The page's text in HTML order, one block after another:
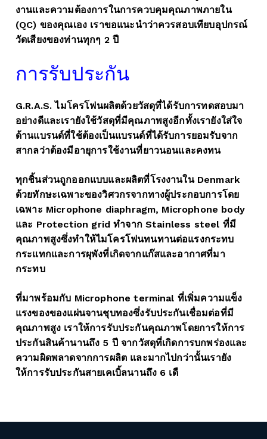
งานและความต้องการในการควบคุมคุณภาพภายใน
(QC) ของคุณเอง เราขอแนะนำว่าควรสอบเทียบอุปกรณ์
วัดเสียงของท่านทุกๆ 2 ปี
การรับประกัน
G.R.A.S. ไมโครโฟนผลิตด้วยวัสดุที่ได้รับการทดสอบมา
อย่างดีและเรายังใช้วัสดุที่มีคุณภาพสูงอีกทั้งเรายังใส่ใจ
ด้านแบรนด์ที่ใช้ต้องเป็นแบรนด์ที่ได้รับการยอมรับจาก
สากลว่าต้องมีอายุการใช้งานที่ยาวนอนและคงทน
ทุกชิ้นส่วนถูกออกแบบและผลิตที่โรงงานใน Denmark
ด้วยทักษะเฉพาะของวิศวกรจากทางผู้ประกอบการโดย
เฉพาะ Microphone diaphragm, Microphone body
และ Protection grid ทำจาก Stainless steel ที่มี
คุณภาพสูงซึ่งทำให้ไมโครโฟนทนทานต่อแรงกระทบ
กระแทกและการผุพังที่เกิดจากแก๊สและอากาศที่มา
กระทบ
ที่มาพร้อมกับ Microphone terminal ที่เพิ่มความแข็ง
แรงของของแผ่นจานชุบทองซึ่งรับประกันเชื่อมต่อที่มี
คุณภาพสูง เราให้การรับประกันคุณภาพโดยการให้การ
ประกันสินค้านานถึง 5 ปี จากวัสดุที่เกิดการบกพร่องและ
ความผิดพลาดจากการผลิต และมากไปกว่านั้นเรายัง
ให้การรับประกันสายเคเบิ้ลนานถึง 6 เดื